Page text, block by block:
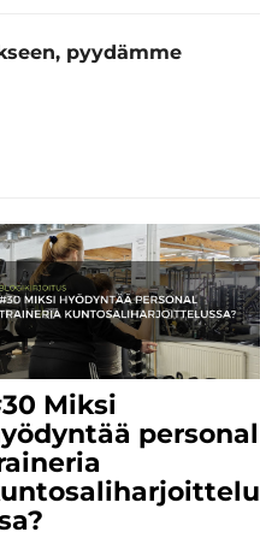
pyydämme
Miksi
personal